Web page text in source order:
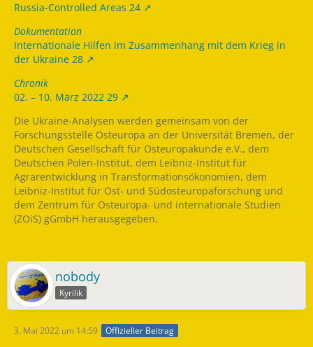
Russia-Controlled Areas 24
Dokumentation
Internationale Hilfen im Zusammenhang mit dem Krieg in
der Ukraine 28
Chronik
02. – 10. März 2022 29
Die Ukraine-Analysen werden gemeinsam von der
Forschungsstelle Osteuropa an der Universität Bremen, der
Deutschen Gesellschaft für Osteuropakunde e.V., dem
Deutschen Polen-Institut, dem Leibniz-Institut für
Agrarentwicklung in Transformationsökonomien, dem
Leibniz-Institut für Ost- und Südosteuropaforschung und
dem Zentrum für Osteuropa- und internationale Studien
(ZOiS) gGmbH herausgegeben.
nobody
Kyrilik
3. Mai 2022 um 14:59 Offizieller Beitrag